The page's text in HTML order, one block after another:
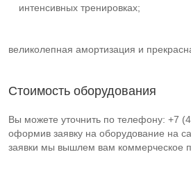
интенсивных тренировках;
великолепная амортизация и
Стоимость оборудования
Вы можете уточнить по телефону: +7
оформив заявку на оборудование на
заявки мы вышлем вам коммерческое